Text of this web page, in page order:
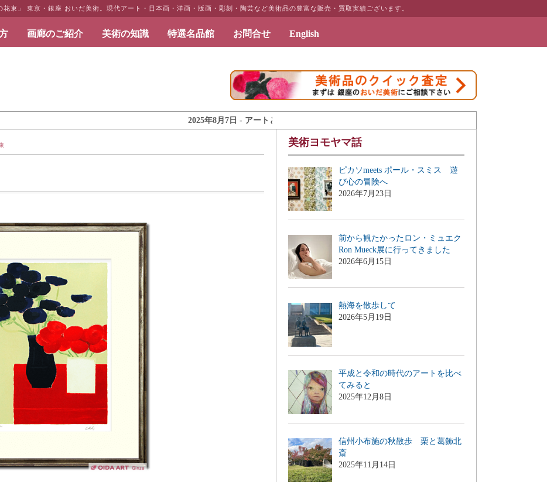
束」 東京・銀座 おいだ美術。現代アート・日本画・洋画・版画・彫刻・陶芸など美術品の豊富な販売・買取実績ございます。
画廊のご紹介 美術の知識 特選名品館 お問合せ English
いだ美術
2025年8月7日 - アートとインテリアのギャラリーページ「絵画のある暮らしを」を公開致しました
美術ヨモヤマ話
ピカソmeets ポール・スミス 遊
び心の冒険へ
2026年7月23日
前から観たかったロン・ミュエク
Ron Mueck展に行ってきました
2026年6月15日
熱海を散歩して
2026年5月19日
平成と令和の時代のアートを比べ
てみると
2025年12月8日
信州小布施の秋散歩 栗と葛飾北
斎
2025年11月14日